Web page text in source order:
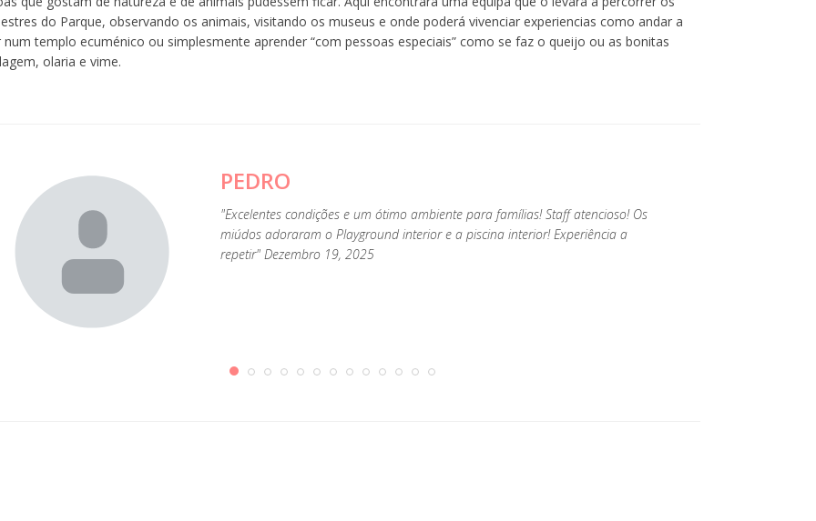
do Parque, observando os animais, visitando os museus e onde poderá vivenciar experiencias como andar a
templo ecuménico ou simplesmente aprender “com pessoas especiais” como se faz o queijo ou as bonitas
olaria e vime.
PEDRO
"Excelentes condições e um ótimo ambiente para famílias! Staff atencioso! Os
miúdos adoraram o Playground interior e a piscina interior! Experiência a
repetir" Dezembro 19, 2025